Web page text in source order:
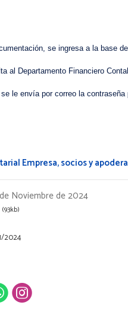
se ingresa a la base
al Departamento Financiero
le envía por correo la
Empresa, socios y
Noviembre de 2024
(93kb)
2024